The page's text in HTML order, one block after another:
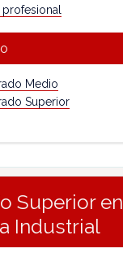
Medio
Superior
Superior en
Industrial